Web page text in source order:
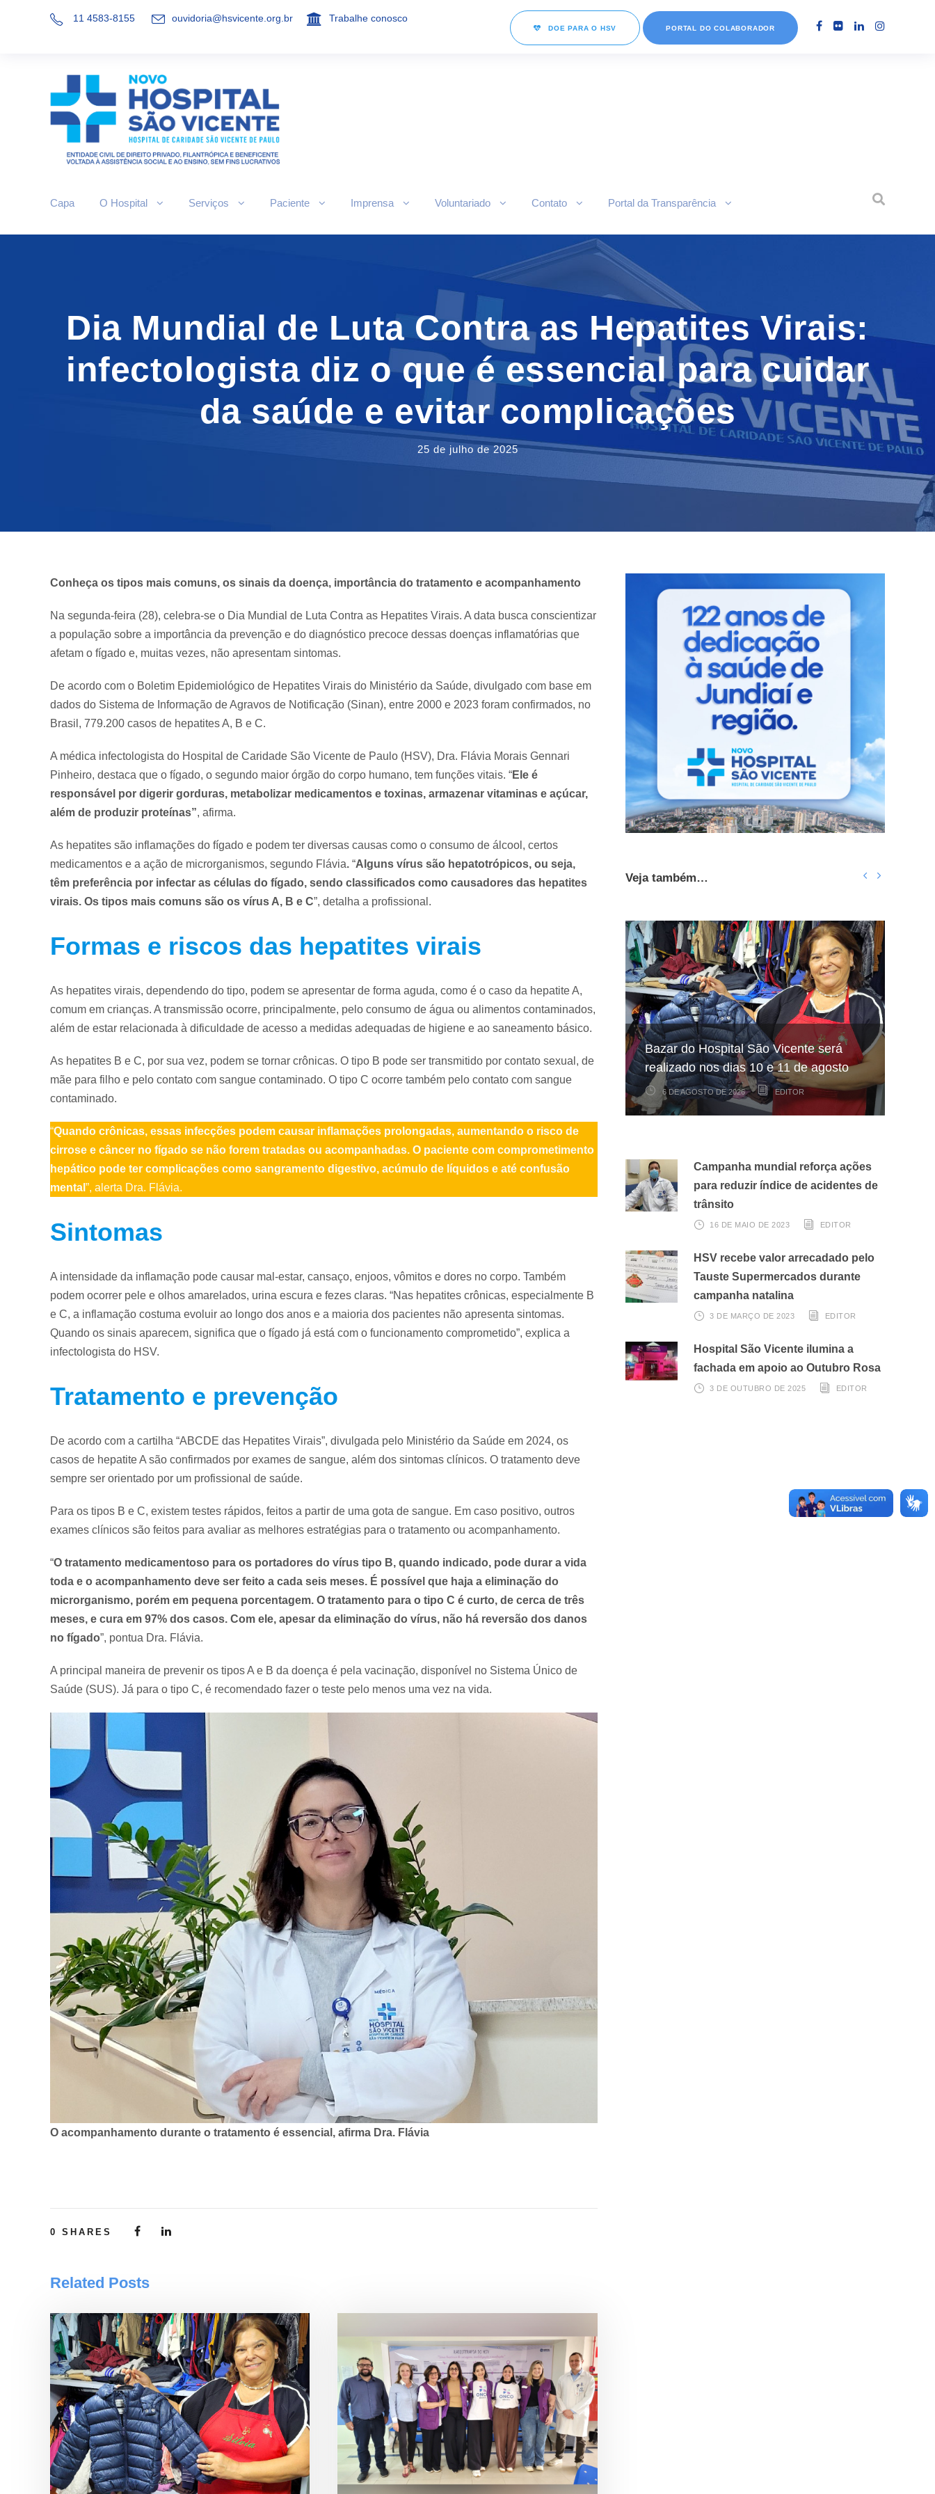
11 4583-8155 ouvidoria@hsvicente.org.br Trabalhe conosco
DOE PARA O HSV PORTAL DO COLABORADOR
Capa O Hospital Serviços Paciente Imprensa Voluntariado Contato Portal da Transparência
Dia Mundial de Luta Contra as Hepatites Virais:
infectologista diz o que é essencial para cuidar
da saúde e evitar complicações
25 de julho de 2025
Conheça os tipos mais comuns, os sinais da doença, importância do tratamento e acompanhamento
Na segunda-feira (28), celebra-se o Dia Mundial de Luta Contra as Hepatites Virais. A data busca conscientizar
a população sobre a importância da prevenção e do diagnóstico precoce dessas doenças inflamatórias que
afetam o fígado e, muitas vezes, não apresentam sintomas.
De acordo com o Boletim Epidemiológico de Hepatites Virais do Ministério da Saúde, divulgado com base em
dados do Sistema de Informação de Agravos de Notificação (Sinan), entre 2000 e 2023 foram confirmados, no
Brasil, 779.200 casos de hepatites A, B e C.
A médica infectologista do Hospital de Caridade São Vicente de Paulo (HSV), Dra. Flávia Morais Gennari
Pinheiro, destaca que o fígado, o segundo maior órgão do corpo humano, tem funções vitais. “Ele é
responsável por digerir gorduras, metabolizar medicamentos e toxinas, armazenar vitaminas e açúcar,
além de produzir proteínas”, afirma.
As hepatites são inflamações do fígado e podem ter diversas causas como o consumo de álcool, certos
medicamentos e a ação de microrganismos, segundo Flávia. “Alguns vírus são hepatotrópicos, ou seja,
têm preferência por infectar as células do fígado, sendo classificados como causadores das hepatites
virais. Os tipos mais comuns são os vírus A, B e C”, detalha a profissional.
Formas e riscos das hepatites virais
As hepatites virais, dependendo do tipo, podem se apresentar de forma aguda, como é o caso da hepatite A,
comum em crianças. A transmissão ocorre, principalmente, pelo consumo de água ou alimentos contaminados,
além de estar relacionada à dificuldade de acesso a medidas adequadas de higiene e ao saneamento básico.
As hepatites B e C, por sua vez, podem se tornar crônicas. O tipo B pode ser transmitido por contato sexual, de
mãe para filho e pelo contato com sangue contaminado. O tipo C ocorre também pelo contato com sangue
contaminado.
“Quando crônicas, essas infecções podem causar inflamações prolongadas, aumentando o risco de
cirrose e câncer no fígado se não forem tratadas ou acompanhadas. O paciente com comprometimento
hepático pode ter complicações como sangramento digestivo, acúmulo de líquidos e até confusão
mental ”, alerta Dra. Flávia.
Sintomas
A intensidade da inflamação pode causar mal-estar, cansaço, enjoos, vômitos e dores no corpo. Também
podem ocorrer pele e olhos amarelados, urina escura e fezes claras. “Nas hepatites crônicas, especialmente B
e C, a inflamação costuma evoluir ao longo dos anos e a maioria dos pacientes não apresenta sintomas.
Quando os sinais aparecem, significa que o fígado já está com o funcionamento comprometido”, explica a
infectologista do HSV.
Tratamento e prevenção
De acordo com a cartilha “ABCDE das Hepatites Virais”, divulgada pelo Ministério da Saúde em 2024, os
casos de hepatite A são confirmados por exames de sangue, além dos sintomas clínicos. O tratamento deve
sempre ser orientado por um profissional de saúde.
Para os tipos B e C, existem testes rápidos, feitos a partir de uma gota de sangue. Em caso positivo, outros
exames clínicos são feitos para avaliar as melhores estratégias para o tratamento ou acompanhamento.
“O tratamento medicamentoso para os portadores do vírus tipo B, quando indicado, pode durar a vida
toda e o acompanhamento deve ser feito a cada seis meses. É possível que haja a eliminação do
microrganismo, porém em pequena porcentagem. O tratamento para o tipo C é curto, de cerca de três
meses, e cura em 97% dos casos. Com ele, apesar da eliminação do vírus, não há reversão dos danos
no fígado”, pontua Dra. Flávia.
A principal maneira de prevenir os tipos A e B da doença é pela vacinação, disponível no Sistema Único de
Saúde (SUS). Já para o tipo C, é recomendado fazer o teste pelo menos uma vez na vida.
O acompanhamento durante o tratamento é essencial, afirma Dra. Flávia
0 SHARES
Related Posts
Veja também…
Bazar do Hospital São Vicente será
realizado nos dias 10 e 11 de agosto
6 DE AGOSTO DE 2026 EDITOR
Hospital São Vicente participa de
mapeamento nacional sobre câncer
infantojuvenil
6 DE AGOSTO DE 2026 EDITOR
Hospital São Vicente expande
arrecadação de cupons fiscais pela
Nota Fiscal Paulista
3 DE AGOSTO DE 2026 EDITOR
Campanha mundial reforça ações
para reduzir índice de acidentes de
trânsito
16 DE MAIO DE 2023 EDITOR
HSV recebe valor arrecadado pelo
Tauste Supermercados durante
campanha natalina
3 DE MARÇO DE 2023 EDITOR
Hospital São Vicente ilumina a
fachada em apoio ao Outubro Rosa
3 DE OUTUBRO DE 2025 EDITOR